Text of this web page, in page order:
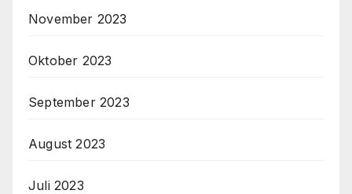
November 2023
Oktober 2023
September 2023
August 2023
Juli 2023